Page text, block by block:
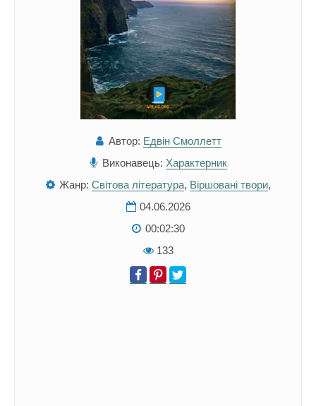
Автор: Едвін Смоллетт
Виконавець: Характерник
Жанр: Світова література, Віршовані твори,
04.06.2026
00:02:30
133